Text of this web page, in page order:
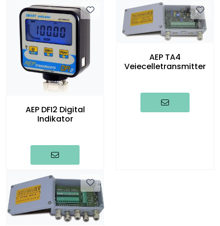
AEP DFI2 Digital
Indikator
AEP TA4
Veiecelletransmitter